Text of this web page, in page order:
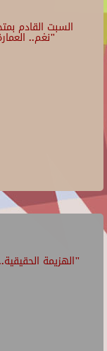
السبت القادم
"نغم..
"الهزيمة